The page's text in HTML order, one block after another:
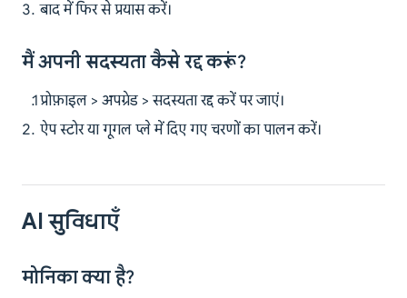
बाद में फिर से प्रयास करें।
मैं अपनी सदस्यता कैसे रद्द करूं?
प्रोफ़ाइल > अपग्रेड > सदस्यता रद्द करें पर जाएं।
ऐप स्टोर या गूगल प्ले में दिए गए चरणों का पालन करें।
AI सुविधाएँ
मोनिका क्या है?